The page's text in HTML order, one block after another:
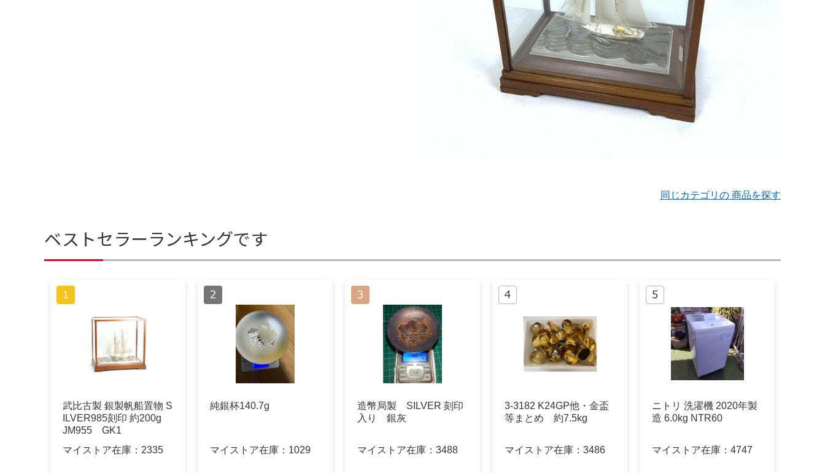
同じカテゴリの 商品を探す
ベストセラーランキングです
武比古製 銀製帆船置物 S
ILVER985刻印 約200g
JM955 GK1
マイストア在庫： 2335
純銀杯140.7g
マイストア在庫： 1029
造幣局製 SILVER 刻印
入り 銀灰
マイストア在庫： 3488
3-3182 K24GP他・金盃
等まとめ 約7.5kg
マイストア在庫： 3486
ニトリ 洗濯機 2020年製
造 6.0kg NTR60
マイストア在庫： 4747